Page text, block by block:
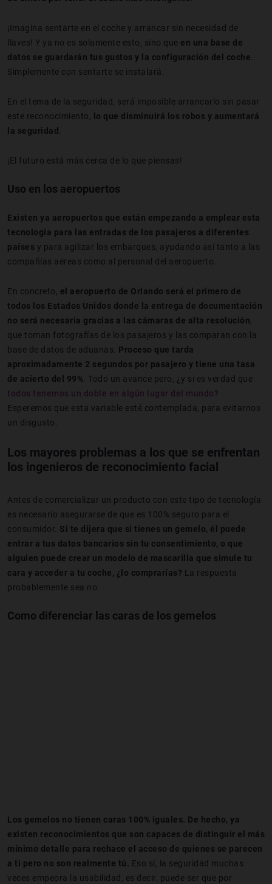
¡Imagina sentarte en el coche y arrancar sin necesidad de
llaves! Y ya no es solamente esto, sino que en una base de
datos se guardarán tus gustos y la configuración del coche
Simplemente con sentarte se instalará.
En el tema de la seguridad, será imposible arrancarlo sin pasar
este reconocimiento,
lo que disminuirá los robos y aumentará
la seguridad
¡El futuro está más cerca de lo que piensas!
Uso en los aeropuertos
Existen ya aeropuertos que están empezando a emplear esta
tecnología para las entradas de los pasajeros a diferentes
países y para agilizar los embarques, ayudando así tanto a las
compañías aéreas como al personal del aeropuerto.
En concreto, el aeropuerto de Orlando será el primero de
todos los Estados Unidos donde la entrega de documentación
no será necesaria gracias a las cámaras de alta resolución
que toman fotografías de los pasajeros y las comparan con la
base de datos de aduanas. Proceso que tarda
aproximadamente 2 segundos por pasajero y tiene una tasa
de acierto del 99% . Todo un avance pero, ¿y si es verdad que
todos tenemos un doble en algún lugar del mundo?
Esperemos que esta variable esté contemplada, para evitarnos
un disgusto.
Los mayores problemas a los que se enfrentan
los ingenieros de reconocimiento facial
Antes de comercializar un producto con este tipo de tecnología
es necesario asegurarse de que es 100% seguro para el
consumidor. Si te dijera que si tienes un gemelo, él puede
entrar a tus datos bancarios sin tu consentimiento, o que
alguien puede crear un modelo de mascarilla que simule tu
cara y acceder a tu coche, ¿lo comprarías? La respuesta
probablemente sea no.
Como diferenciar las caras de los gemelos
Los gemelos no tienen caras 100% iguales. De hecho, ya
existen reconocimientos que son capaces de distinguir el más
mínimo detalle para rechace el acceso de quienes se parecen
a ti pero no son realmente tú. Eso sí, la seguridad muchas
veces empeora la usabilidad, es decir, puede ser que por